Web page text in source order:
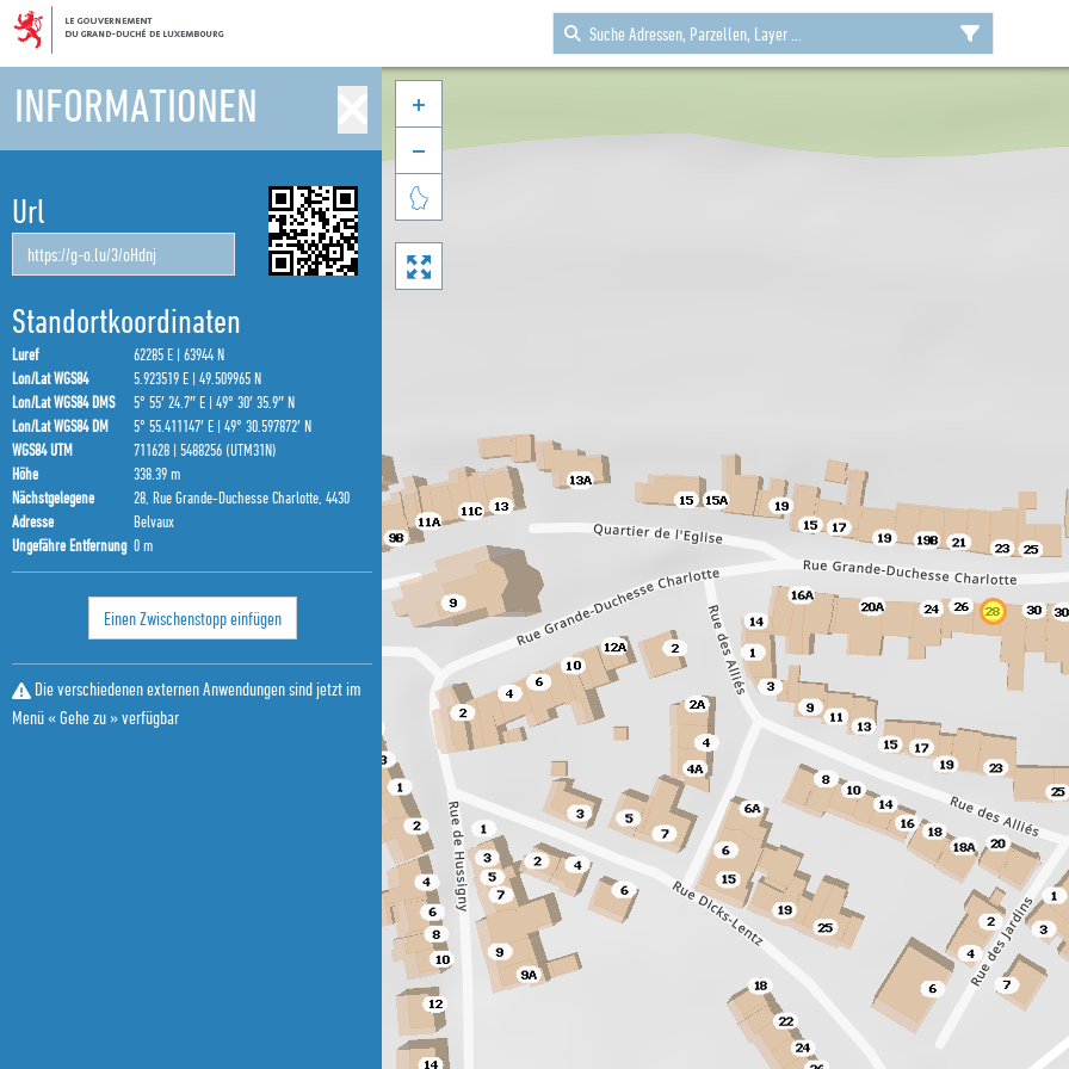
INFORMATIONEN
Url
Standortkoordinaten
Luref
62285 E | 63944 N
Lon/Lat WGS84
5.923519 E | 49.509965 N
Lon/Lat WGS84 DMS
5° 55′ 24.7″ E | 49° 30′ 35.9″ N
Lon/Lat WGS84 DM
5° 55.411147′ E | 49° 30.597872′ N
WGS84 UTM
711628 | 5488256 (UTM31N)
Höhe
338.39 m
Nächstgelegene
Adresse
28, Rue Grande-Duchesse Charlotte, 4430
Belvaux
Ungefähre Entfernung 0 m
Einen Zwischenstopp einfügen
Die verschiedenen externen Anwendungen sind jetzt im
Menü « Gehe zu » verfügbar



